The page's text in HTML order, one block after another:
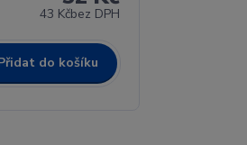
43 Kčbez DPH
do košíku